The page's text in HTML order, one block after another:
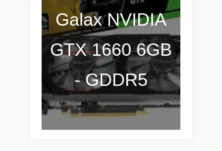
Galax NVIDIA
GTX 1660 6GB
- GDDR5